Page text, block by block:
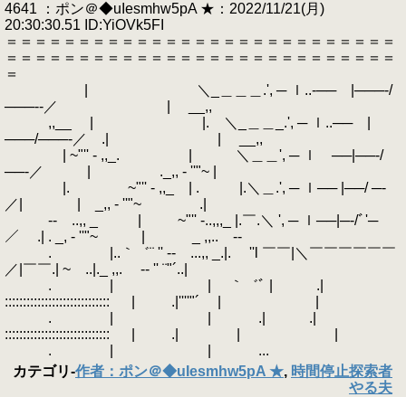
4641 ：ポン＠◆uIesmhw5pA ★：2022/11/21(月)
20:30:30.51 ID:YiOVk5FI
＝＝＝＝＝＝＝＝＝＝＝＝＝＝＝＝＝＝＝＝＝＝＝＝＝＝＝
＝＝＝＝＝＝＝＝＝＝＝＝＝＝＝＝＝＝＝＝＝＝＝＝＝＝＝
＝
| ＼_＿＿＿.', ─ ｌ..‐── |───‐/
───‐‐／ | __,,
,,__ | |. ＼_＿＿_.', ─ ｌ..── |
───/───‐／ .| | __,,
| ~"'' - ,,_. | ＼＿＿', ─ ｌ ──|──‐/
──‐／ | ._,, - ''"~ |
|. ~"'' - ,,_ | . |.＼＿.', ─ ｌ── |──/ ─‐
／| | _,, - ''"~ .|
‐- ..,, _ | ~"'' -..,,,_ |.￣.＼ ', ─ ｌ──|─‐/ﾞ'─
／ .| . _, - ''"~ | _ ,,.. -‐
. |..｀゛¨ '' ‐- ...,, _.|. ''l ￣￣|＼￣￣￣￣￣￣
／|￣￣.| ~ ..|._ ,,. -‐ '' ¨"´..|
. | | ｀゛ﾞ | .|
::::::::::::::::::::::::::::: | .|''''"´ | |
. | | .| .|
::::::::::::::::::::::::::::: | .| | |
. | | ...
カテゴリ-作者：ポン＠◆uIesmhw5pA ★, 時間停止探索者
やる夫